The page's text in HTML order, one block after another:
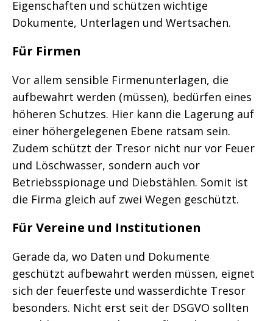
Eigenschaften und schützen wichtige
Dokumente, Unterlagen und Wertsachen.
Für Firmen
Vor allem sensible Firmenunterlagen, die
aufbewahrt werden (müssen), bedürfen eines
höheren Schutzes. Hier kann die Lagerung auf
einer höhergelegenen Ebene ratsam sein.
Zudem schützt der Tresor nicht nur vor Feuer
und Löschwasser, sondern auch vor
Betriebsspionage und Diebstählen. Somit ist
die Firma gleich auf zwei Wegen geschützt.
Für Vereine und Institutionen
Gerade da, wo Daten und Dokumente
geschützt aufbewahrt werden müssen, eignet
sich der feuerfeste und wasserdichte Tresor
besonders. Nicht erst seit der DSGVO sollten